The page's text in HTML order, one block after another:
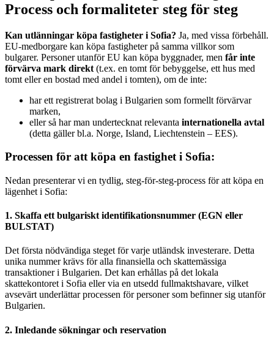
Process och formaliteter steg för steg
Kan utlänningar köpa fastigheter i Sofia? Ja, med vissa förbehåll.
EU-medborgare kan köpa fastigheter på samma villkor som
bulgarer. Personer utanför EU kan köpa byggnader, men får inte
förvärva mark direkt (t.ex. en tomt för bebyggelse, ett hus med
tomt eller en bostad med andel i tomten), om de inte:
har ett registrerat bolag i Bulgarien som formellt förvärvar
marken,
eller så har man undertecknat relevanta internationella avtal
(detta gäller bl.a. Norge, Island, Liechtenstein – EES).
Processen för att köpa en fastighet i Sofia:
Nedan presenterar vi en tydlig, steg-för-steg-process för att köpa en
lägenhet i Sofia:
1. Skaffa ett bulgariskt identifikationsnummer (EGN eller
BULSTAT)
Det första nödvändiga steget för varje utländsk investerare. Detta
unika nummer krävs för alla finansiella och skattemässiga
transaktioner i Bulgarien. Det kan erhållas på det lokala
skattekontoret i Sofia eller via en utsedd fullmaktshavare, vilket
avsevärt underlättar processen för personer som befinner sig utanför
Bulgarien.
2. Inledande sökningar och reservation